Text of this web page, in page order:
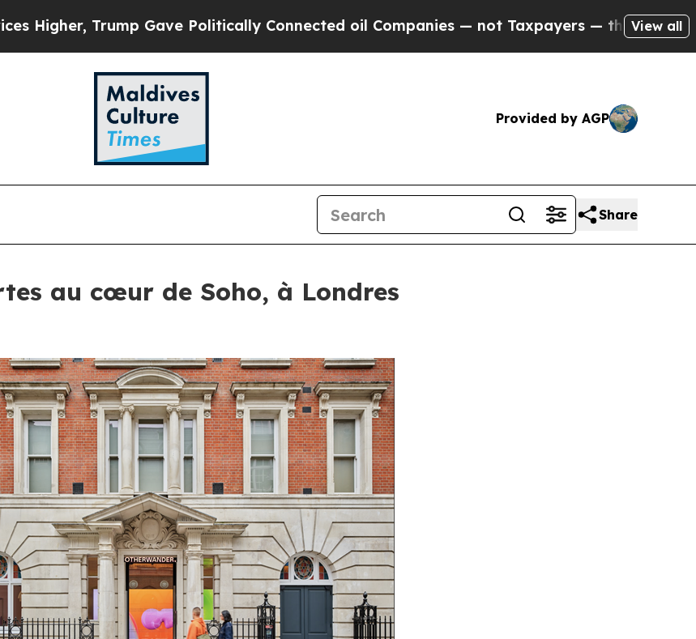
Gave Politically Connected oil Companies — not Taxpayers — the Chance to Cash in on
View all
Provided by AGP
Share
au cœur de Soho, à Londres